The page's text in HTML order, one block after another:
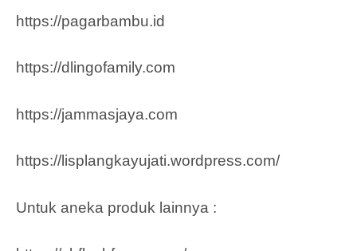
https://pagarbambu.id
https://dlingofamily.com
https://jammasjaya.com
https://lisplangkayujati.wordpress.com/
Untuk aneka produk lainnya :